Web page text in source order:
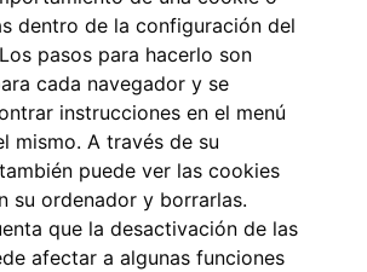
dentro de la configuración del
pasos para hacerlo son
cada navegador y se
instrucciones en el menú
mismo. A través de su
puede ver las cookies
su ordenador y borrarlas.
que la desactivación de las
afectar a algunas funciones